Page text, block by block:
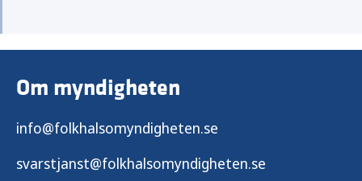
Om myndigheten
info@folkhalsomyndigheten.se
svarstjanst@folkhalsomyndigheten.se